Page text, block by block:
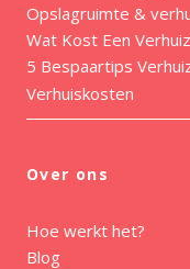
Opslagruimte &
Wat Kost Een
5 Bespaartips
Verhuiskosten
Over ons
Hoe werkt het?
Blog